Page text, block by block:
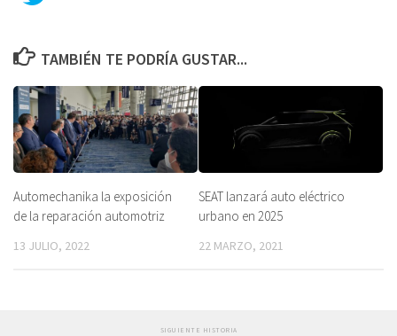
TAMBIÉN TE PODRÍA GUSTAR...
Automechanika la exposición
de la reparación automotriz
13 JULIO, 2022
SEAT lanzará auto eléctrico
urbano en 2025
22 MARZO, 2021
SIGUIENTE HISTORIA